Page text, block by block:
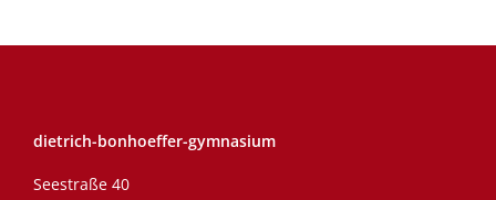
dietrich-bonhoeffer-gymnasium
Seestraße 40